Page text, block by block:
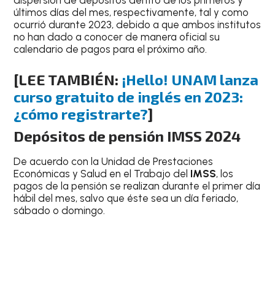
últimos días del mes, respectivamente, tal y como
ocurrió durante 2023, debido a que ambos institutos
no han dado a conocer de manera oficial su
calendario de pagos para el próximo año.
[LEE TAMBIÉN: ¡Hello! UNAM lanza
curso gratuito de inglés en 2023:
¿cómo registrarte?]
Depósitos de pensión IMSS 2024
De acuerdo con la Unidad de Prestaciones
Económicas y Salud en el Trabajo del IMSS, los
pagos de la pensión se realizan durante el primer día
hábil del mes, salvo que éste sea un día feriado,
sábado o domingo.